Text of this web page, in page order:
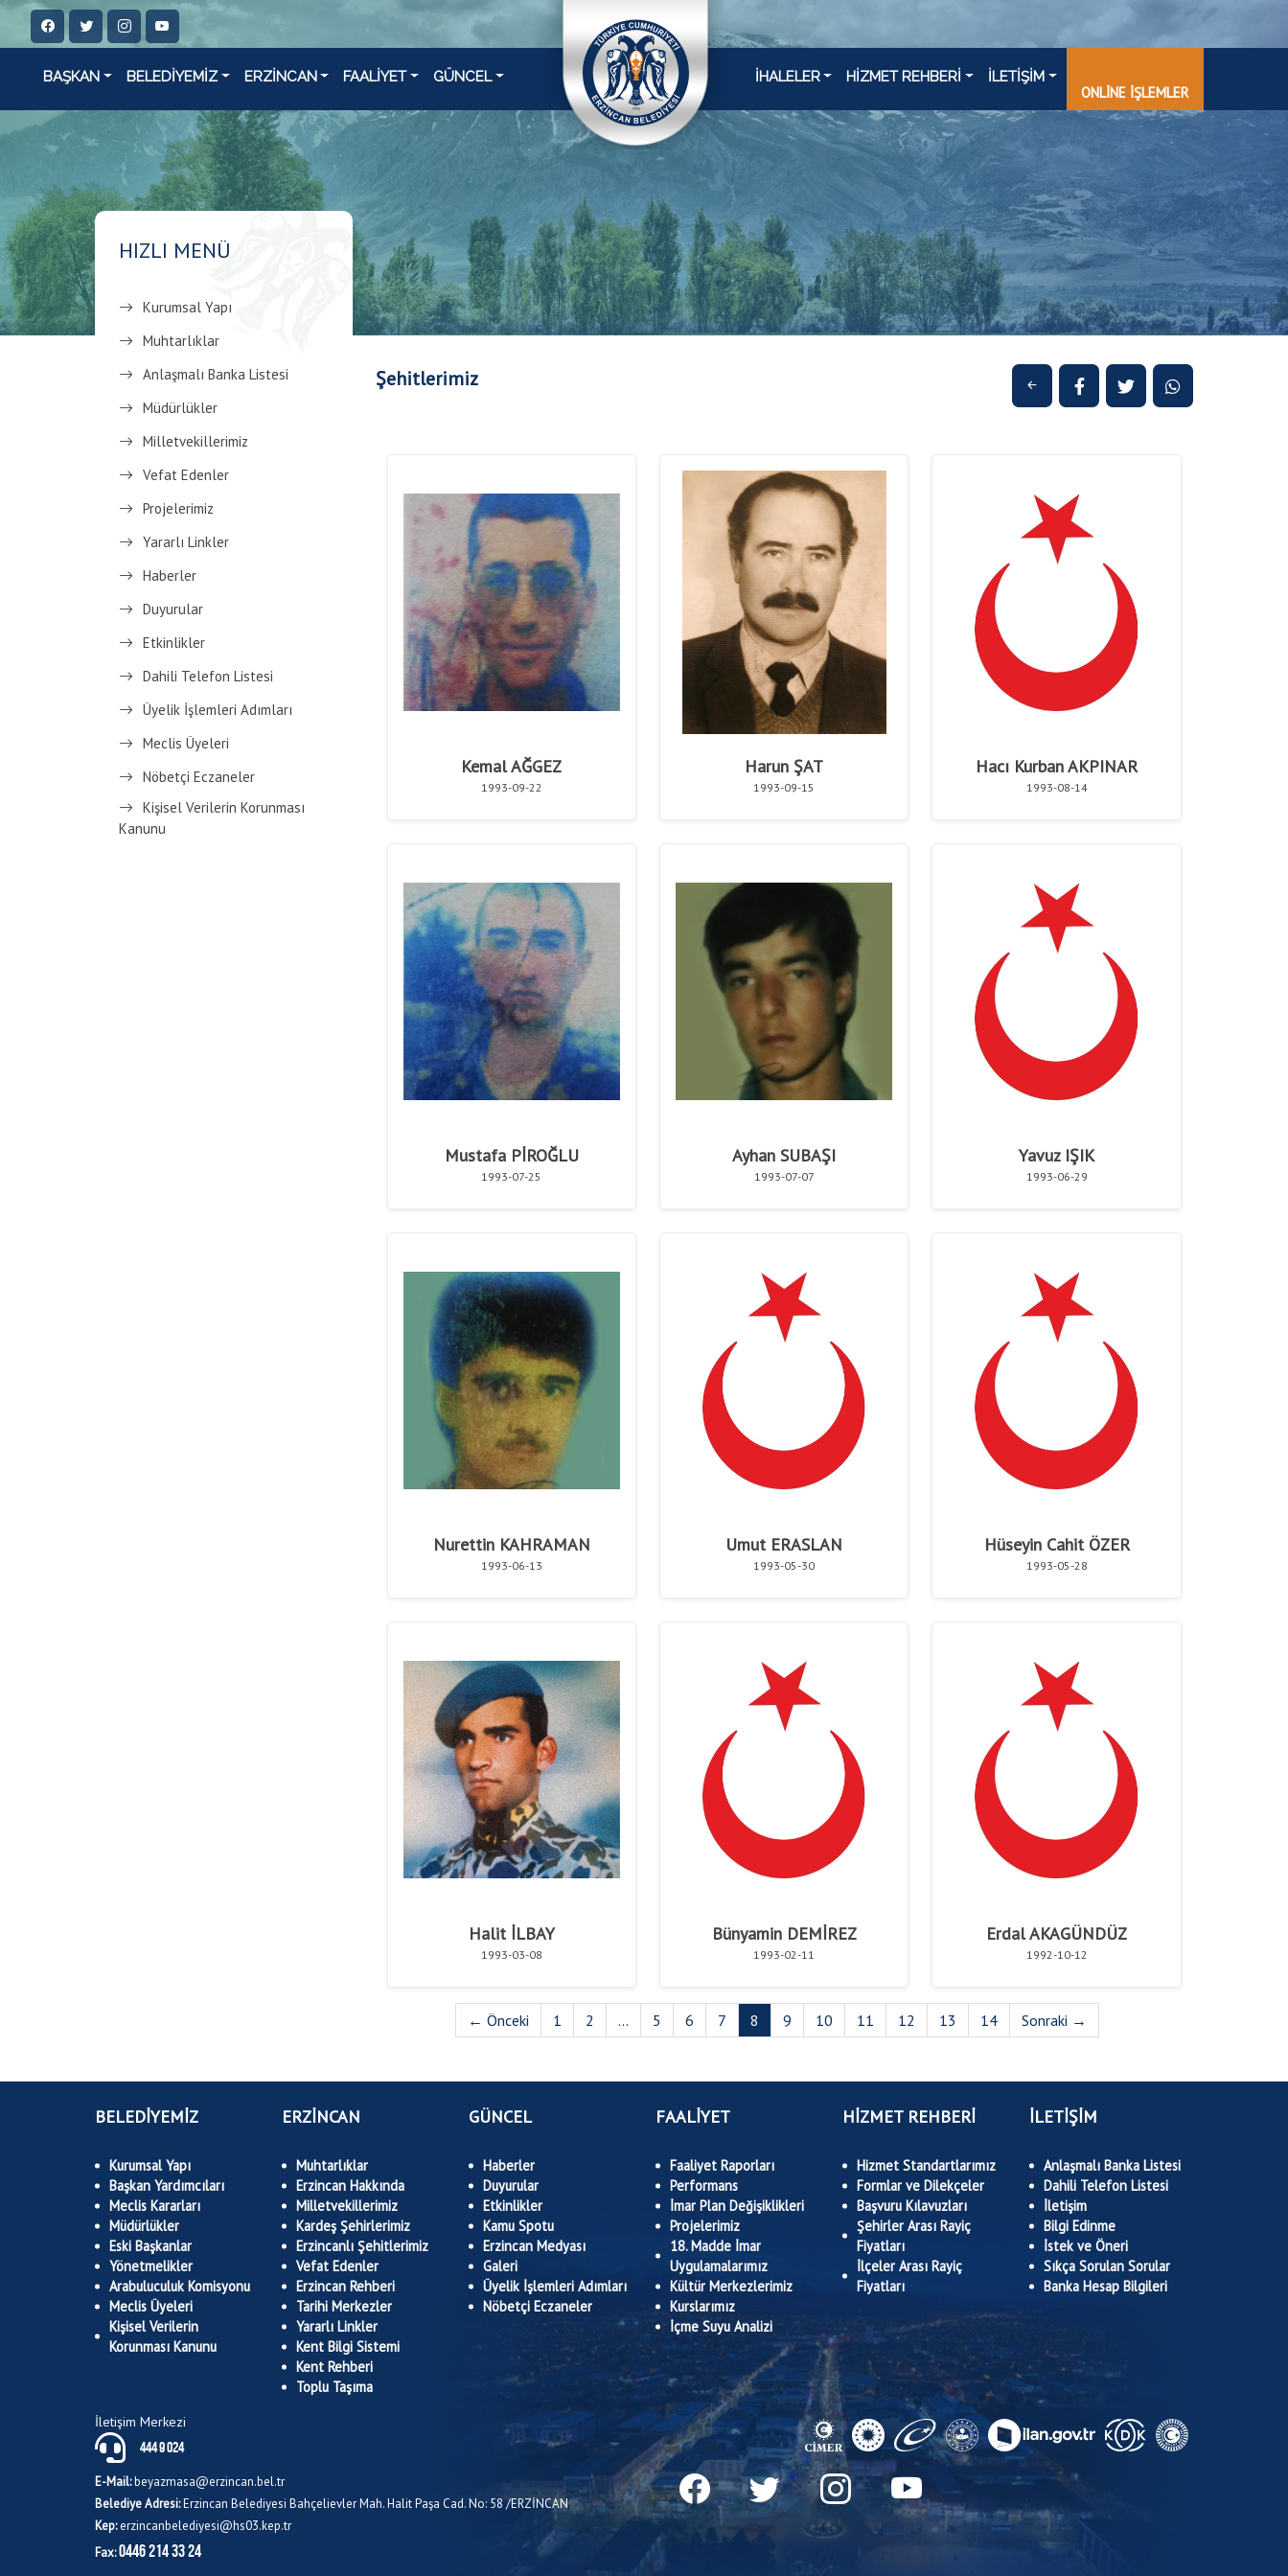
BAŞKAN BELEDİYEMİZ ERZİNCAN FAALİYET GÜNCEL İHALELER HİZMET REHBERİ İLETİŞİM
ONLİNE İŞLEMLER
HIZLI MENÜ
Kurumsal Yapı
Muhtarlıklar
Anlaşmalı Banka Listesi
Müdürlükler
Milletvekillerimiz
Vefat Edenler
Projelerimiz
Yararlı Linkler
Haberler
Duyurular
Etkinlikler
Dahili Telefon Listesi
Üyelik İşlemleri Adımları
Meclis Üyeleri
Nöbetçi Eczaneler
Kişisel Verilerin Korunması
Kanunu
Şehitlerimiz
Kemal AĞGEZ
1993-09-22
Harun ŞAT
1993-09-15
Hacı Kurban AKPINAR
1993-08-14
Mustafa PİROĞLU
1993-07-25
Ayhan SUBAŞI
1993-07-07
Yavuz IŞIK
1993-06-29
Nurettin KAHRAMAN
1993-06-13
Umut ERASLAN
1993-05-30
Hüseyin Cahit ÖZER
1993-05-28
Halit İLBAY
1993-03-08
Bünyamin DEMİREZ
1993-02-11
Erdal AKAGÜNDÜZ
1992-10-12
← Önceki 1 2 ... 5 6 7 8 9 10 11 12 13 14 Sonraki →
BELEDİYEMİZ
Kurumsal Yapı
Başkan Yardımcıları
Meclis Kararları
Müdürlükler
Eski Başkanlar
Yönetmelikler
Arabuluculuk Komisyonu
Meclis Üyeleri
Kişisel Verilerin
Korunması Kanunu
ERZİNCAN
Muhtarlıklar
Erzincan Hakkında
Milletvekillerimiz
Kardeş Şehirlerimiz
Erzincanlı Şehitlerimiz
Vefat Edenler
Erzincan Rehberi
Tarihi Merkezler
Yararlı Linkler
Kent Bilgi Sistemi
Kent Rehberi
Toplu Taşıma
GÜNCEL
Haberler
Duyurular
Etkinlikler
Kamu Spotu
Erzincan Medyası
Galeri
Üyelik İşlemleri Adımları
Nöbetçi Eczaneler
FAALİYET
Faaliyet Raporları
Performans
İmar Plan Değişiklikleri
Projelerimiz
18. Madde İmar
Uygulamalarımız
Kültür Merkezlerimiz
Kurslarımız
İçme Suyu Analizi
HİZMET REHBERİ
Hizmet Standartlarımız
Formlar ve Dilekçeler
Başvuru Kılavuzları
Şehirler Arası Rayiç
Fiyatları
İlçeler Arası Rayiç
Fiyatları
İLETİŞİM
Anlaşmalı Banka Listesi
Dahili Telefon Listesi
İletişim
Bilgi Edinme
İstek ve Öneri
Sıkça Sorulan Sorular
Banka Hesap Bilgileri
İletişim Merkezi
444 9 024
E-Mail:beyazmasa@erzincan.bel.tr
Belediye Adresi:Erzincan Belediyesi Bahçelievler Mah. Halit Paşa Cad. No: 58 /ERZİNCAN
Kep:erzincanbelediyesi@hs03.kep.tr
Fax:0446 214 33 24